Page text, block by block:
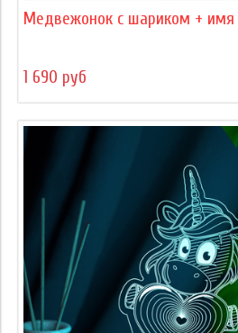
Медвежонок с шариком + имя
1 690 руб